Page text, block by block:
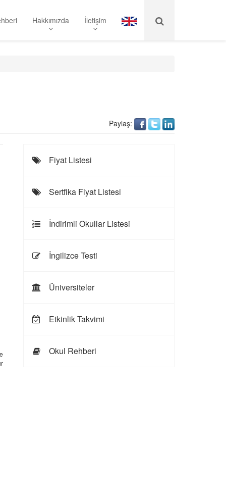
Hakkımızda İletişim
Paylaş:
Fiyat Listesi
Sertfika Fiyat Listesi
İndirimli Okullar Listesi
İngilizce Testi
Üniversiteler
Etkinlik Takvimi
Okul Rehberi